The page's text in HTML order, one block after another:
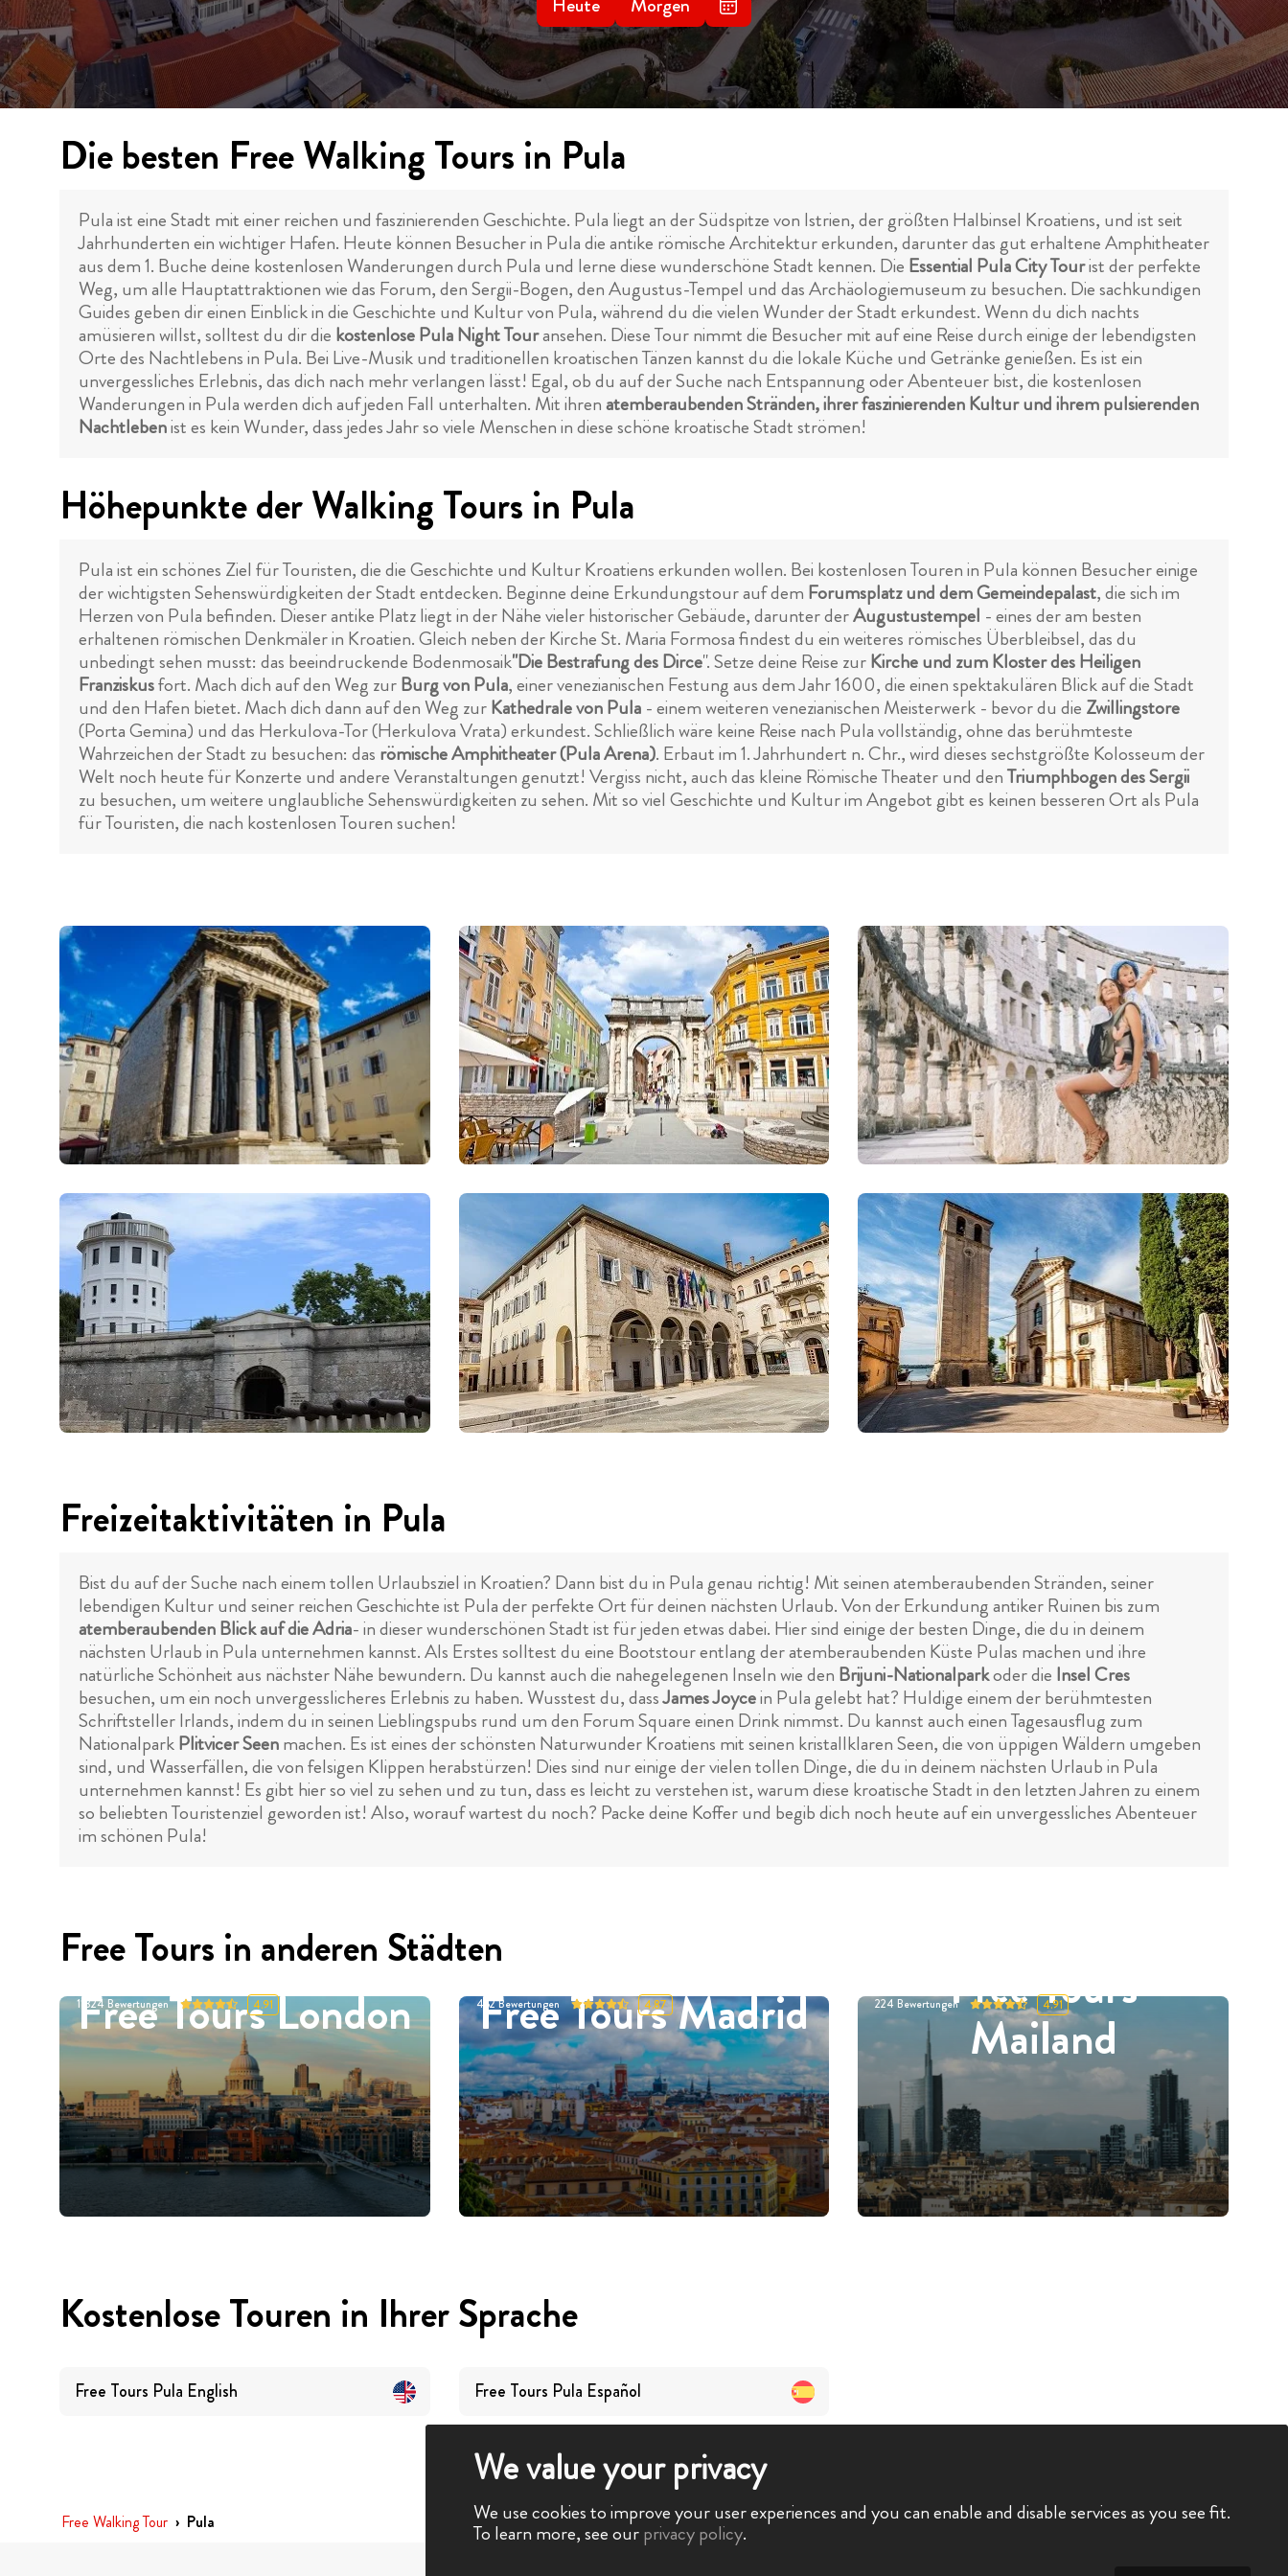
Die besten Free Walking Tours in Pula
Pula ist eine Stadt mit einer reichen und faszinierenden Geschichte. Pula liegt an der Südspitze von Istrien, der größten Halbinsel Kroatiens, und ist seit
Jahrhunderten ein wichtiger Hafen. Heute können Besucher in Pula die antike römische Architektur erkunden, darunter das gut erhaltene Amphitheater
aus dem 1. Buche deine kostenlosen Wanderungen durch Pula und lerne diese wunderschöne Stadt kennen. Die Essential Pula City Tourist der perfekte
Weg, um alle Hauptattraktionen wie das Forum, den Sergii-Bogen, den Augustus-Tempel und das Archäologiemuseum zu besuchen. Die sachkundigen
Guides geben dir einen Einblick in die Geschichte und Kultur von Pula, während du die vielen Wunder der Stadt erkundest. Wenn du dich nachts
amüsieren willst, solltest du dir die kostenlose Pula Night Touransehen. Diese Tour nimmt die Besucher mit auf eine Reise durch einige der lebendigsten
Orte des Nachtlebens in Pula. Bei Live-Musik und traditionellen kroatischen Tänzen kannst du die lokale Küche und Getränke genießen. Es ist ein
unvergessliches Erlebnis, das dich nach mehr verlangen lässt! Egal, ob du auf der Suche nach Entspannung oder Abenteuer bist, die kostenlosen
Wanderungen in Pula werden dich auf jeden Fall unterhalten. Mit ihrenatemberaubenden Stränden, ihrer faszinierenden Kultur und ihrem pulsierenden
Nachtlebenist es kein Wunder, dass jedes Jahr so viele Menschen in diese schöne kroatische Stadt strömen!
Höhepunkte der Walking Tours in Pula
Pula ist ein schönes Ziel für Touristen, die die Geschichte und Kultur Kroatiens erkunden wollen. Bei kostenlosen Touren in Pula können Besucher einige
der wichtigsten Sehenswürdigkeiten der Stadt entdecken. Beginne deine Erkundungstour auf dem Forumsplatz und dem Gemeindepalast, die sich im
Herzen von Pula befinden. Dieser antike Platz liegt in der Nähe vieler historischer Gebäude, darunter derAugustustempel - eines der am besten
erhaltenen römischen Denkmäler in Kroatien. Gleich neben der Kirche St. Maria Formosa findest du ein weiteres römisches Überbleibsel, das du
unbedingt sehen musst: das beeindruckende Bodenmosaik"Die Bestrafung des Dirce". Setze deine Reise zurKirche und zum Kloster des Heiligen
Franziskusfort. Mach dich auf den Weg zurBurg von Pula, einer venezianischen Festung aus dem Jahr 1600, die einen spektakulären Blick auf die Stadt
und den Hafen bietet. Mach dich dann auf den Weg zurKathedrale von Pula - einem weiteren venezianischen Meisterwerk - bevor du die Zwillingstore
(Porta Gemina) und das Herkulova-Tor (Herkulova Vrata) erkundest. Schließlich wäre keine Reise nach Pula vollständig, ohne das berühmteste
Wahrzeichen der Stadt zu besuchen: das römische Amphitheater (Pula Arena). Erbaut im 1. Jahrhundert n. Chr., wird dieses sechstgrößte Kolosseum der
Welt noch heute für Konzerte und andere Veranstaltungen genutzt! Vergiss nicht, auch das kleine Römische Theater und denTriumphbogen des Sergii
zu besuchen, um weitere unglaubliche Sehenswürdigkeiten zu sehen. Mit so viel Geschichte und Kultur im Angebot gibt es keinen besseren Ort als Pula
für Touristen, die nach kostenlosen Touren suchen!
Freizeitaktivitäten in Pula
Bist du auf der Suche nach einem tollen Urlaubsziel in Kroatien? Dann bist du in Pula genau richtig! Mit seinen atemberaubenden Stränden, seiner
lebendigen Kultur und seiner reichen Geschichte ist Pula der perfekte Ort für deinen nächsten Urlaub. Von der Erkundung antiker Ruinen bis zum
atemberaubenden Blick auf die Adria- in dieser wunderschönen Stadt ist für jeden etwas dabei. Hier sind einige der besten Dinge, die du in deinem
nächsten Urlaub in Pula unternehmen kannst. Als Erstes solltest du eine Bootstour entlang der atemberaubenden Küste Pulas machen und ihre
natürliche Schönheit aus nächster Nähe bewundern. Du kannst auch die nahegelegenen Inseln wie den Brijuni-Nationalparkoder die Insel Cres
besuchen, um ein noch unvergesslicheres Erlebnis zu haben. Wusstest du, dassJames Joycein Pula gelebt hat? Huldige einem der berühmtesten
Schriftsteller Irlands, indem du in seinen Lieblingspubs rund um den Forum Square einen Drink nimmst. Du kannst auch einen Tagesausflug zum
NationalparkPlitvicer Seenmachen. Es ist eines der schönsten Naturwunder Kroatiens mit seinen kristallklaren Seen, die von üppigen Wäldern umgeben
sind, und Wasserfällen, die von felsigen Klippen herabstürzen! Dies sind nur einige der vielen tollen Dinge, die du in deinem nächsten Urlaub in Pula
unternehmen kannst! Es gibt hier so viel zu sehen und zu tun, dass es leicht zu verstehen ist, warum diese kroatische Stadt in den letzten Jahren zu einem
so beliebten Touristenziel geworden ist! Also, worauf wartest du noch? Packe deine Koffer und begib dich noch heute auf ein unvergessliches Abenteuer
im schönen Pula!
Free Tours in anderen Städten
Free Tours London
11324Bewertungen 4.91 Free Tours Madrid
452Bewertungen 4.87 Free Tours
Mailand
224 Bewertungen 4.91
Kostenlose Touren in Ihrer Sprache
Free Tours Pula English Free Tours Pula Español
Free Walking Tour › Pula
We value your privacy
We use cookies to improve your user experiences and you can enable and disable services as you see fit.
To learn more, see ourprivacy policy.